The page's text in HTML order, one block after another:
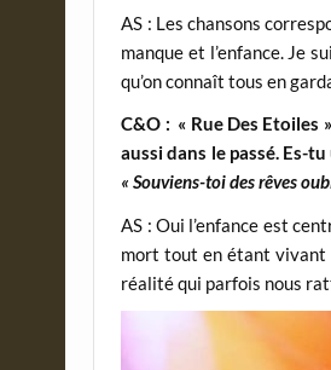
AS : Les chansons
manque et l’enfance. Je
qu’on connaît tous en
C&O : « Rue Des Etoiles
aussi dans le passé. Es-
« Souviens-toi des rêves
AS : Oui l’enfance est
mort tout en étant vivant
réalité qui parfois nous